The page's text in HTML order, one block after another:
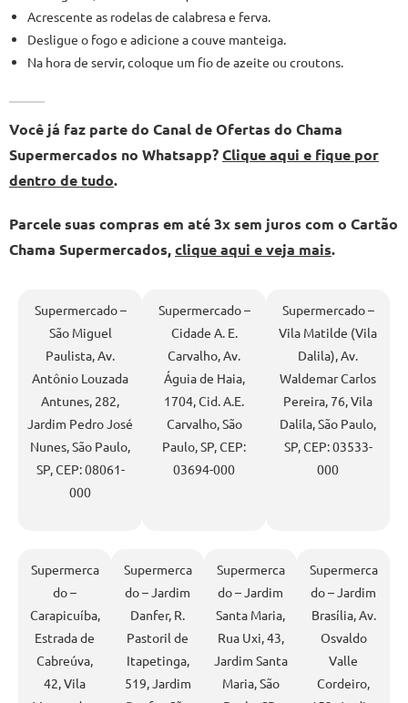
Acrescente as rodelas de calabresa e ferva.
Desligue o fogo e adicione a couve manteiga.
Na hora de servir, coloque um fio de azeite ou croutons.
Você já faz parte do Canal de Ofertas do Chama
Supermercados no Whatsapp?Clique aqui e fique por
dentro de tudo.
Parcele suas compras em até 3x sem juros com o Cartão
Chama Supermercados,clique aqui e veja mais.
Supermercado –
São Miguel
Paulista, Av.
Antônio Louzada
Antunes, 282,
Jardim Pedro José
Nunes, São Paulo,
SP, CEP: 08061-
000
Supermercado –
Cidade A. E.
Carvalho, Av.
Águia de Haia,
1704, Cid. A.E.
Carvalho, São
Paulo, SP, CEP:
03694-000
Supermercado –
Vila Matilde (Vila
Dalila), Av.
Waldemar Carlos
Pereira, 76, Vila
Dalila, São Paulo,
SP, CEP: 03533-
000
Supermerca
do –
Carapicuíba,
Estrada de
Cabreúva,
42, Vila
Supermerca
do – Jardim
Danfer, R.
Pastoril de
Itapetinga,
519, Jardim
Supermerca
do – Jardim
Santa Maria,
Rua Uxi, 43,
Jardim Santa
Maria, São
Supermerca
do – Jardim
Brasília, Av.
Osvaldo
Valle
Cordeiro,